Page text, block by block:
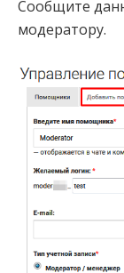
Сообщите
модератору.